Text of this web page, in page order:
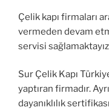
Çelik kapı firmaları
vermeden devam
servisi
Sur Çelik Kapı
yaptıran firmadır.
dayanıklılık